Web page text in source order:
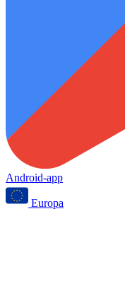
Android-app
Europa